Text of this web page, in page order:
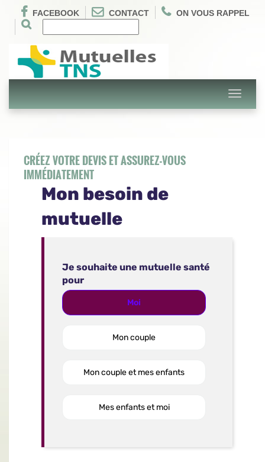
FACEBOOK CONTACT ON VOUS RAPPEL
Toggle
CRÉEZ VOTRE DEVIS ET ASSUREZ-VOUS
IMMÉDIATEMENT